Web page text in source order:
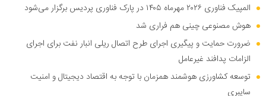
المپیک فناوری ۲۰۲۶ مهرماه ۱۴۰۵ در پارک فناوری پردیس برگزار می‌شود
هوش مصنوعی چینی هم فراری شد
ضرورت حمایت و پیگیری اجرای طرح اتصال ریلی انبار نفت برای اجرای
الزامات پدافند غیرعامل
توسعه کشاورزی هوشمند همزمان با توجه به اقتصاد دیجیتال و امنیت
سایبری